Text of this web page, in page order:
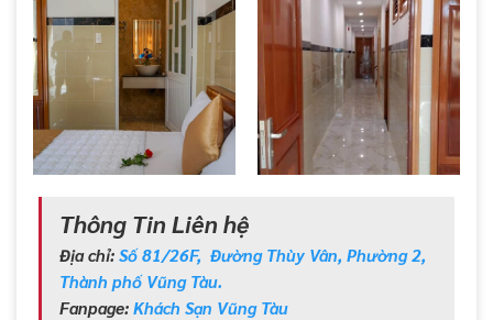
Thông Tin Liên hệ
Địa chỉ: Số 81/26F, Đường Thùy Vân, Phường 2,
Thành phố Vũng Tàu.
Fanpage: Khách Sạn Vũng Tàu